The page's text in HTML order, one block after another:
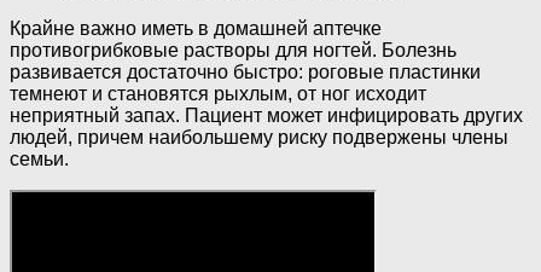
Крайне важно иметь в домашней аптечке
противогрибковые растворы для ногтей. Болезнь
развивается достаточно быстро: роговые пластинки
темнеют и становятся рыхлым, от ног исходит
неприятный запах. Пациент может инфицировать других
людей, причем наибольшему риску подвержены члены
семьи.